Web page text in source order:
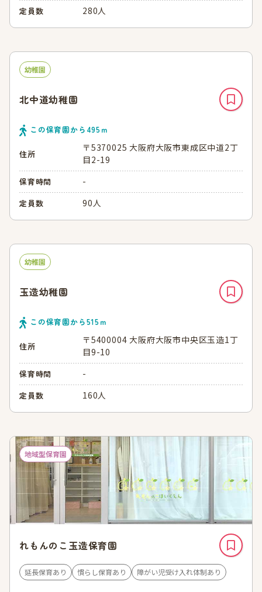
定員数 280人
幼稚園
北中道幼稚園
この保育園から 495ｍ
住所
〒5370025 大阪府大阪市東成区中道2丁
目2-19
保育時間 -
定員数 90人
幼稚園
玉造幼稚園
この保育園から515ｍ
住所
〒5400004 大阪府大阪市中央区玉造1丁
目9-10
保育時間 -
定員数 160人
地域型保育園
れもんのこ玉造保育園
延長保育あり 慣らし保育あり 障がい児受け入れ体制あり